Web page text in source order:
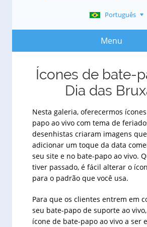
Português
Menu
Ícones de bate-
Dia das
Nesta galeria, oferecermos
papo ao vivo com tema de
desenhistas criaram imagens
adicionar um toque da data
seu site e no bate-papo ao vivo.
tiver passado, é fácil alterar o
para o padrão que você usa.
Para que os clientes entrem em
seu bate-papo de suporte ao
ícone de bate-papo ao vivo a ser